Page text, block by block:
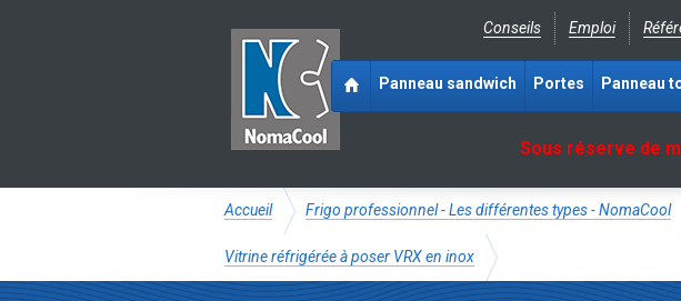
Conseils Emploi
Sous réserve de
Panneau sandwich Portes Panneau
Accueil Frigo professionnel - Les différentes types - NomaCool
Vitrine réfrigérée à poser VRX en inox